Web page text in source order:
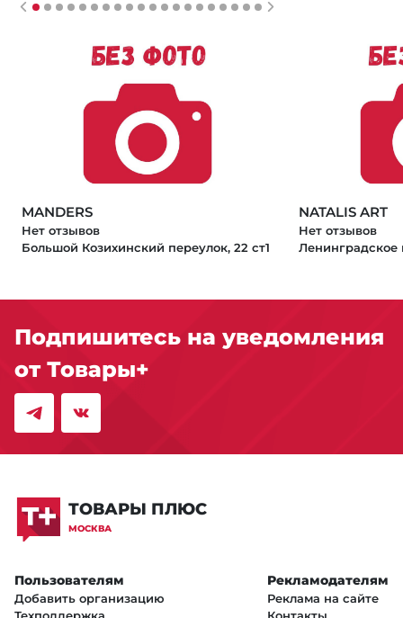
MANDERS
Нет отзывов
Большой Козихинский переулок, 22 ст1
NATALIS ART
Нет отзывов
Ленинградское
Подпишитесь на уведомления
от Товары+
ТОВАРЫ ПЛЮС
МОСКВА
Пользователям
Добавить организацию
Рекламодателям
Реклама на сайте